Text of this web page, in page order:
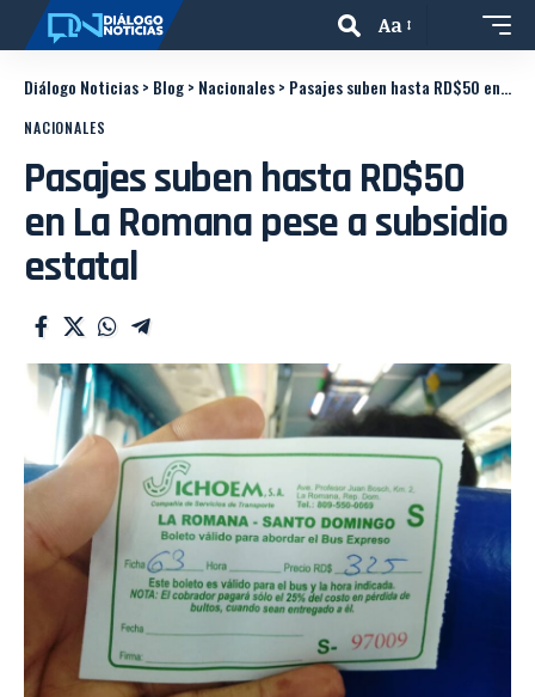
Aa
Diálogo Noticias> Blog> Nacionales> Pasajes suben hasta RD$50 en La Romana pese a subsidio estatal
NACIONALES
Pasajes suben hasta RD$50
en La Romana pese a subsidio
estatal